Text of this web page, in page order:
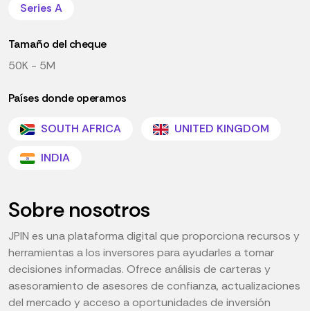
Series A
Tamaño del cheque
50K - 5M
Países donde operamos
SOUTH AFRICA
UNITED KINGDOM
INDIA
Sobre nosotros
JPIN es una plataforma digital que proporciona recursos y
herramientas a los inversores para ayudarles a tomar
decisiones informadas. Ofrece análisis de carteras y
asesoramiento de asesores de confianza, actualizaciones
del mercado y acceso a oportunidades de inversión